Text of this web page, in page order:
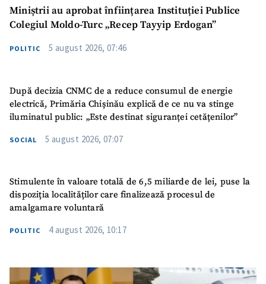
Miniștrii au aprobat înființarea Instituției Publice
Colegiul Moldo-Turc „Recep Tayyip Erdogan”
POLITIC 5 august 2026, 07:46
După decizia CNMC de a reduce consumul de energie
electrică, Primăria Chișinău explică de ce nu va stinge
iluminatul public: „Este destinat siguranței cetățenilor”
SOCIAL 5 august 2026, 07:07
Stimulente în valoare totală de 6,5 miliarde de lei, puse la
dispoziția localităților care finalizează procesul de
amalgamare voluntară
POLITIC 4 august 2026, 10:17